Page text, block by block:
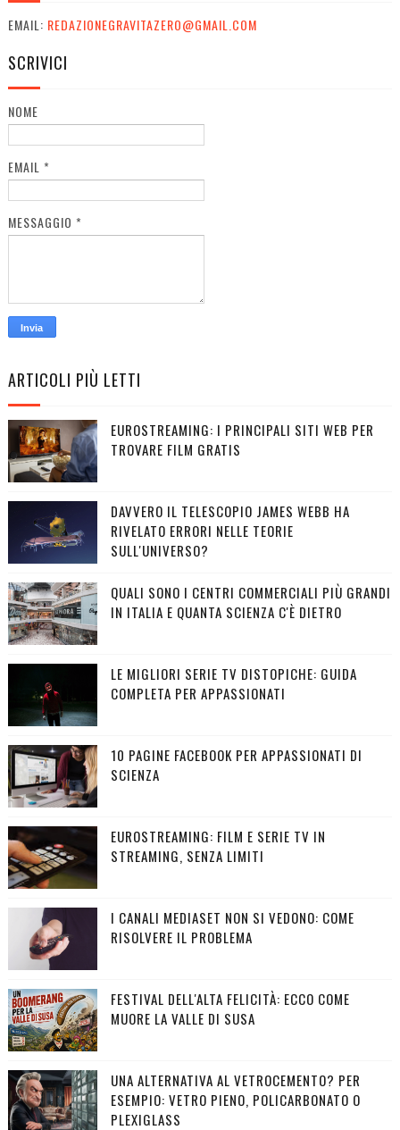
EMAIL: REDAZIONEGRAVITAZERO@GMAIL.COM
SCRIVICI
NOME
EMAIL *
MESSAGGIO *
ARTICOLI PIÙ LETTI
EUROSTREAMING: I PRINCIPALI SITI WEB PER
TROVARE FILM GRATIS
DAVVERO IL TELESCOPIO JAMES WEBB HA
RIVELATO ERRORI NELLE TEORIE
SULL'UNIVERSO?
QUALI SONO I CENTRI COMMERCIALI PIÙ GRANDI
IN ITALIA E QUANTA SCIENZA C'È DIETRO
LE MIGLIORI SERIE TV DISTOPICHE: GUIDA
COMPLETA PER APPASSIONATI
10 PAGINE FACEBOOK PER APPASSIONATI DI
SCIENZA
EUROSTREAMING: FILM E SERIE TV IN
STREAMING, SENZA LIMITI
I CANALI MEDIASET NON SI VEDONO: COME
RISOLVERE IL PROBLEMA
FESTIVAL DELL'ALTA FELICITÀ: ECCO COME
MUORE LA VALLE DI SUSA
UNA ALTERNATIVA AL VETROCEMENTO? PER
ESEMPIO: VETRO PIENO, POLICARBONATO O
PLEXIGLASS